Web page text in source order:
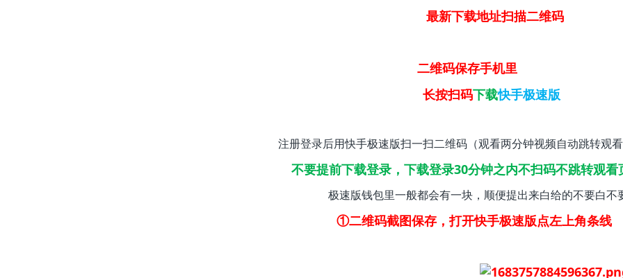
最新下载地址扫描二维码
二维码保存手机里
长按扫码下载快手极速版
注册登录后用快手极速版扫一扫二维码（观看两分钟视频自动跳转观
不要提前下载登录，下载登录30分钟之内不扫码不跳转观看
极速版钱包里一般都会有一块，顺便提出来白给的不要白不
①二维码截图保存，打开快手极速版点左上角条线